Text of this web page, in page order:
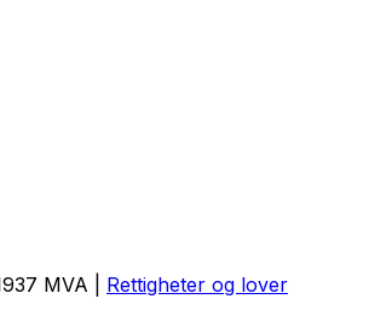
MVA | Rettigheter og lover